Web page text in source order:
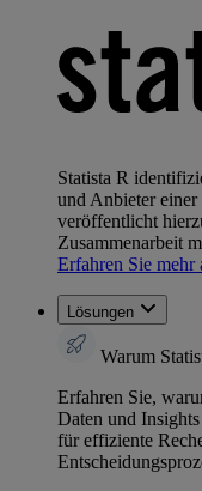
Statista R
und Anbieter einer
veröffentlicht
Zusammenarbeit
Erfahren Sie mehr
Lösungen
Warum
Erfahren Sie,
Daten und
für effiziente